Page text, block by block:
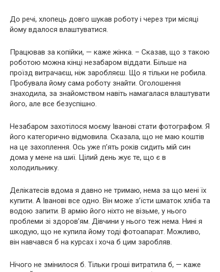
До речі, хлопець довго шукав роботу і через три місяці
йому вдалося влаштуватися.
Працював за копійки, — каже жінка. – Сказав, що з такою
роботою можна кінці незабаром віддати. Більше на
проїзд витрачаєш, ніж заробляєш. Що я тільки не робила.
Пробувала йому сама роботу знайти. Оголошення
знаходила, за знайомством навіть намагалася влаштувати
його, але все безуспішно.
Незабаром захотілося моєму Іванові стати фотографом. Я
його категорично відмовила. Сказала, що не маю коштів
на це захоплення. Ось уже п’ять років сидить мій син
дома у мене на шиї. Цілий день жує те, що є в
холодильнику.
Делікатесів вдома я давно не тримаю, нема за що мені їх
купити. А Іванові все одно. Він може з’їсти шматок хліба та
водою запити. В армію його ніхто не візьме, у нього
проблеми зі здоров’ям. Дівчини у нього теж нема. Нині я
шкодую, що не купила йому тоді фотоапарат. Можливо,
він навчався б на курсах і хоча б цим заробляв.
Нічого не змінилося б. Тільки гроші витратила б, — каже